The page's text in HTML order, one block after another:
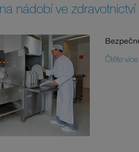
nádobí ve zdravotnictví
Čtěte více